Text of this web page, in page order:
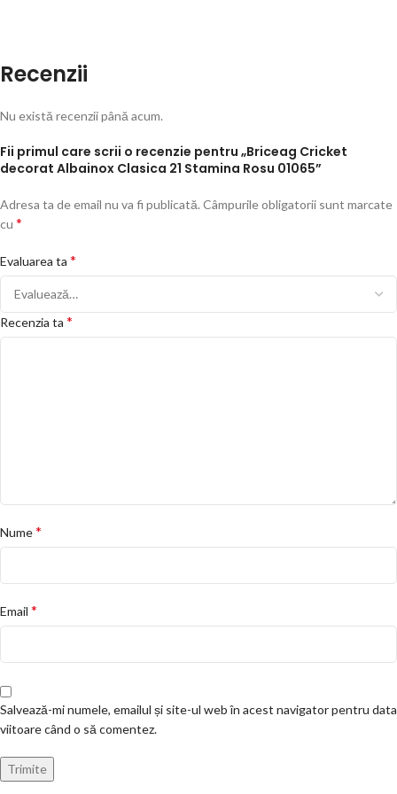
Recenzii
Nu există recenzii până acum.
Fii primul care scrii o recenzie pentru „Briceag Cricket
decorat Albainox Clasica 21 Stamina Rosu 01065”
Adresa ta de email nu va fi publicată. Câmpurile obligatorii sunt marcate
cu *
Evaluarea ta *
Recenzia ta *
Nume*
Email *
Salvează-mi numele, emailul și site-ul web în acest navigator pentru data
viitoare când o să comentez.